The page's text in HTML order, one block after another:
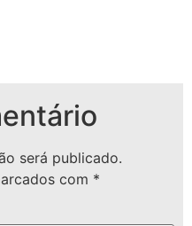
será publicado.
com *